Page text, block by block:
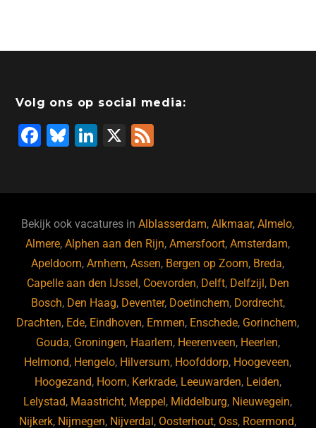
Volg ons op social media:
F
b
o
o
k
Bl
ky
Li
dI
n
X
Bekijk ook vacatures inAlblasserdam,Alkmaar,Almelo,
Almere,Alphen aan den Rijn,Amersfoort,Amsterdam,
Apeldoorn,Arnhem,Assen, Bergen op Zoom, Breda,
Capelle aan den IJssel, Coevorden, Delft, Delfzijl, Den
Bosch, Den Haag, Deventer, Doetinchem, Dordrecht,
Drachten, Ede, Eindhoven, Emmen, Enschede, Gorinchem,
Gouda, Groningen, Haarlem, Heerenveen, Heerlen,
Helmond, Hengelo, Hilversum, Hoofddorp, Hoogeveen,
Hoogezand, Hoorn, Kerkrade, Leeuwarden, Leiden,
Lelystad, Maastricht, Meppel, Middelburg, Nieuwegein,
Nijkerk, Nijmegen, Nijverdal, Oosterhout, Oss, Roermond,